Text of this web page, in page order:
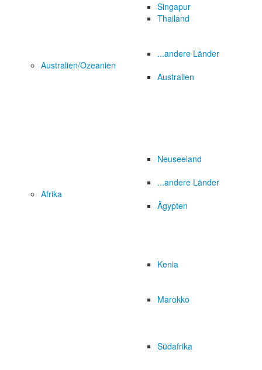
Singapur
Thailand
...andere Länder
Australien/Ozeanien
Australien
Neuseeland
...andere Länder
Afrika
Ägypten
Kenia
Marokko
Südafrika